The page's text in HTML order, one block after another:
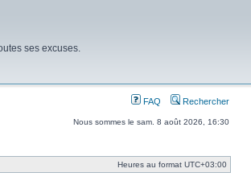
ses excuses.
FAQ Rechercher
Nous sommes le sam. 8 août 2026, 16:30
Heures au format UTC+03:00